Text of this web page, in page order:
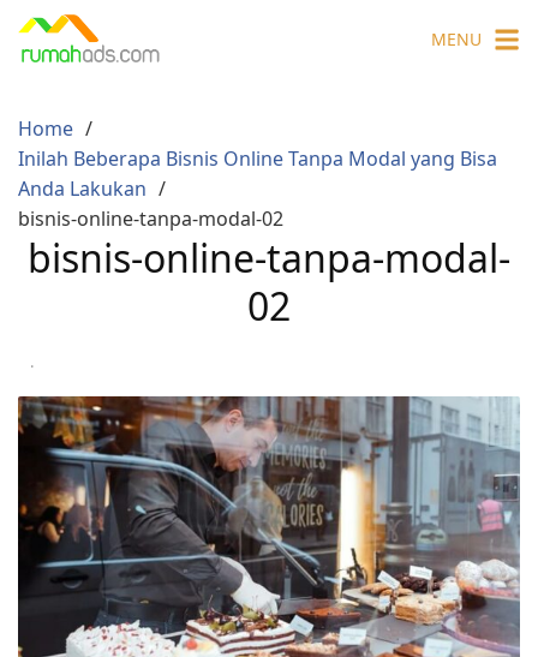
Skip
MENU
Home
Inilah Beberapa Bisnis Online Tanpa Modal yang Bisa
Anda Lakukan
bisnis-online-tanpa-modal-02
bisnis-online-tanpa-modal-
02
·